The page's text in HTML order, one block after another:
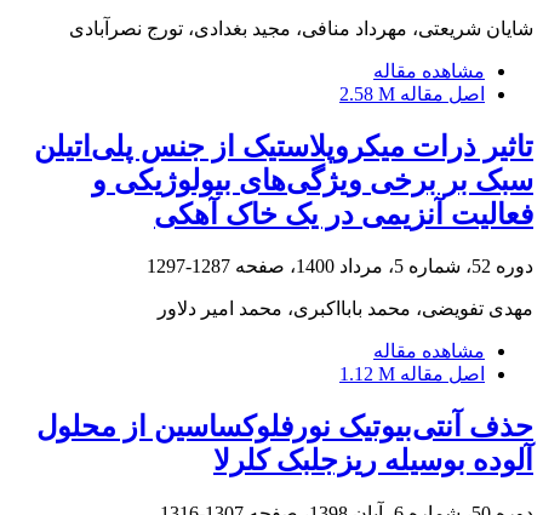
شایان شریعتی، مهرداد منافی، مجید بغدادی، تورج نصرآبادی
مشاهده مقاله
اصل مقاله 2.58 M
تاثیر ذرات میکروپلاستیک از جنس پلی‌اتیلن
سبک بر برخی ویژگی‌های بیولوژیکی و
فعالیت آنزیمی در یک خاک آهکی
دوره 52، شماره 5، مرداد 1400، صفحه 1287-1297
مهدی تفویضی، محمد بابااکبری، محمد امیر دلاور
مشاهده مقاله
اصل مقاله 1.12 M
حذف آنتی‌بیوتیک نورفلوکساسین از محلول
آلوده بوسیله ریزجلبک کلرلا